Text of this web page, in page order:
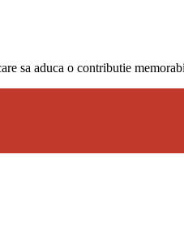
sa aduca o contributie